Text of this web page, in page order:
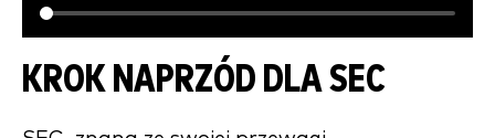
KROK NAPRZÓD DLA SEC